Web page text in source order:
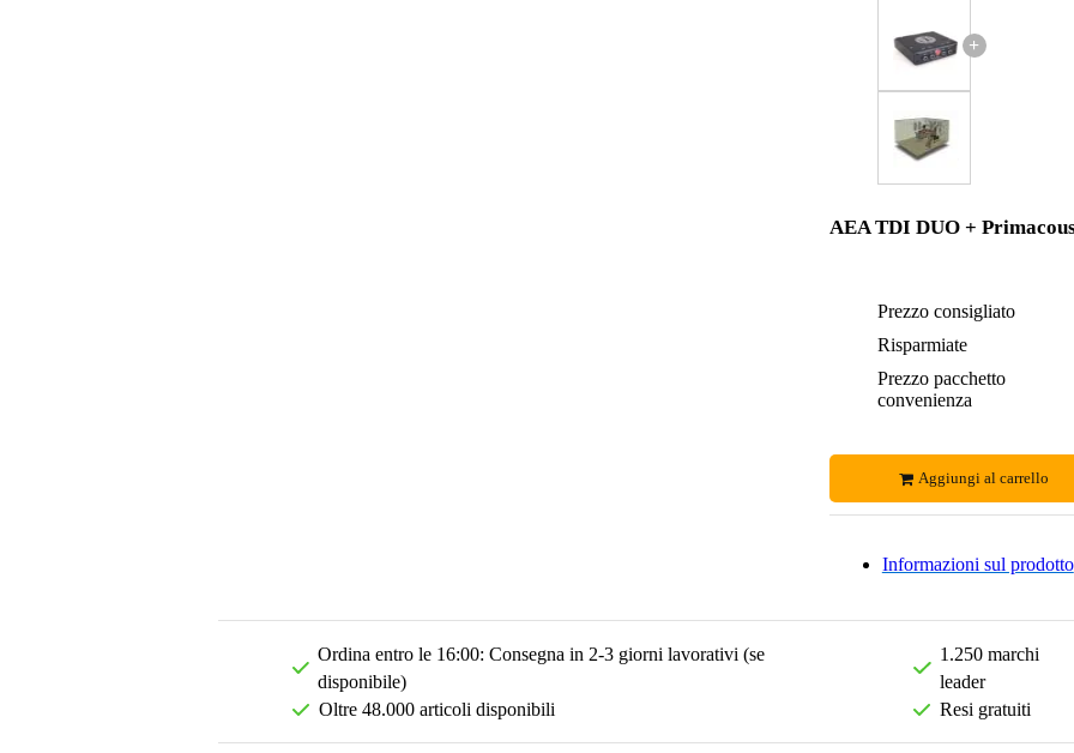
+
AEA TDI DUO +
Prezzo consigliato
Risparmiate
Prezzo pacchetto
convenienza
Aggiungi al carrello
Informazioni sul prodotto
Ordina entro le 16:00: Consegna in 2-3 giorni lavorativi (se
disponibile)
Oltre 48.000 articoli disponibili
1.250 marchi
leader
Resi gratuiti